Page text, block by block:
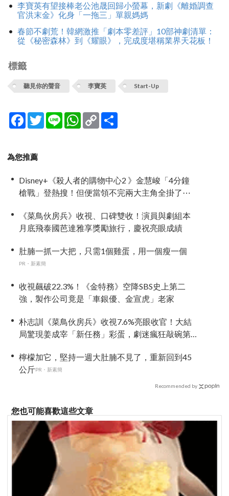
李寶英有望接棒老公池晟回歸小螢幕，新劇《離婚調查
官洪末金》化身「一拖三」單親媽媽
春節不劇荒！韓網激推「劇本零差評」10部神劇清單：
從《秘密森林》到《耀眼》，完成度堪稱業界天花板！
標籤
聽見你的聲音 李寶英 Start-Up
Facebook
TwitterLine WhatsApp
Copy
Link
為您推薦
Disney+《殺人者的購物中心2 》金慧峻「4分鐘
槍戰」登熱搜！但便當領不完兩大主角全掛了⋯
《菜鳥伙房兵》收視、口碑雙收！演員與劇組本
月底飛泰國芭達雅享獎勵旅行，慶祝亮眼成績
肚腩一抓一大把，只需1個雞蛋，用一個瘦一個
PR・新素簡
收視飆破22.3%！《金特務》空降SBS史上第二
強，製作公司竟是「車銀優、金宣虎」老家
朴志訓《菜鳥伙房兵》收視7.6%亮眼收官！大結
局驚現姜成宰「新任務」彩蛋，劇迷瘋狂敲碗第
檸檬加它，堅持一週大肚腩不見了，重新回到45
公斤PR・新素簡
Recommended by
您也可能喜歡這些文章